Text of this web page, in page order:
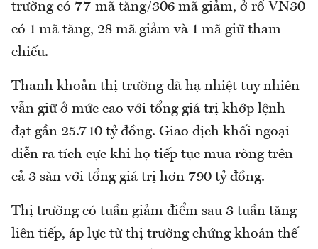
trường có 77 mã tăng/306 mã giảm, ở rổ VN30
có 1 mã tăng, 28 mã giảm và 1 mã giữ tham
chiếu.
Thanh khoản thị trường đã hạ nhiệt tuy nhiên
vẫn giữ ở mức cao với tổng giá trị khớp lệnh
đạt gần 25.710 tỷ đồng. Giao dịch khối ngoại
diễn ra tích cực khi họ tiếp tục mua ròng trên
cả 3 sàn với tổng giá trị hơn 790 tỷ đồng.
Thị trường có tuần giảm điểm sau 3 tuần tăng
liên tiếp, áp lực từ thị trường chứng khoán thế